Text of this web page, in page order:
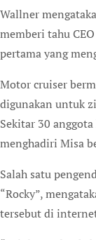
Wallner
memberi tahu
pertama yang
Motor cruiser
digunakan untuk
Sekitar 30
menghadiri Misa
Salah satu
“Rocky”,
tersebut di